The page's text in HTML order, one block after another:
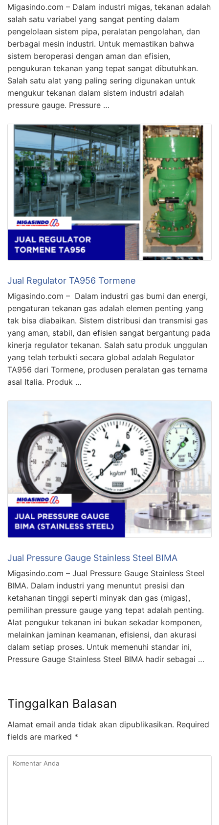
Migasindo.com – Dalam industri migas, tekanan adalah
salah satu variabel yang sangat penting dalam
pengelolaan sistem pipa, peralatan pengolahan, dan
berbagai mesin industri. Untuk memastikan bahwa
sistem beroperasi dengan aman dan efisien,
pengukuran tekanan yang tepat sangat dibutuhkan.
Salah satu alat yang paling sering digunakan untuk
mengukur tekanan dalam sistem industri adalah
pressure gauge. Pressure …
Jual Regulator TA956 Tormene
Migasindo.com – Dalam industri gas bumi dan energi,
pengaturan tekanan gas adalah elemen penting yang
tak bisa diabaikan. Sistem distribusi dan transmisi gas
yang aman, stabil, dan efisien sangat bergantung pada
kinerja regulator tekanan. Salah satu produk unggulan
yang telah terbukti secara global adalah Regulator
TA956 dari Tormene, produsen peralatan gas ternama
asal Italia. Produk …
Jual Pressure Gauge Stainless Steel BIMA
Migasindo.com – Jual Pressure Gauge Stainless Steel
BIMA. Dalam industri yang menuntut presisi dan
ketahanan tinggi seperti minyak dan gas (migas),
pemilihan pressure gauge yang tepat adalah penting.
Alat pengukur tekanan ini bukan sekadar komponen,
melainkan jaminan keamanan, efisiensi, dan akurasi
dalam setiap proses. Untuk memenuhi standar ini,
Pressure Gauge Stainless Steel BIMA hadir sebagai …
Tinggalkan Balasan
Alamat email anda tidak akan dipublikasikan. Required
fields are marked *